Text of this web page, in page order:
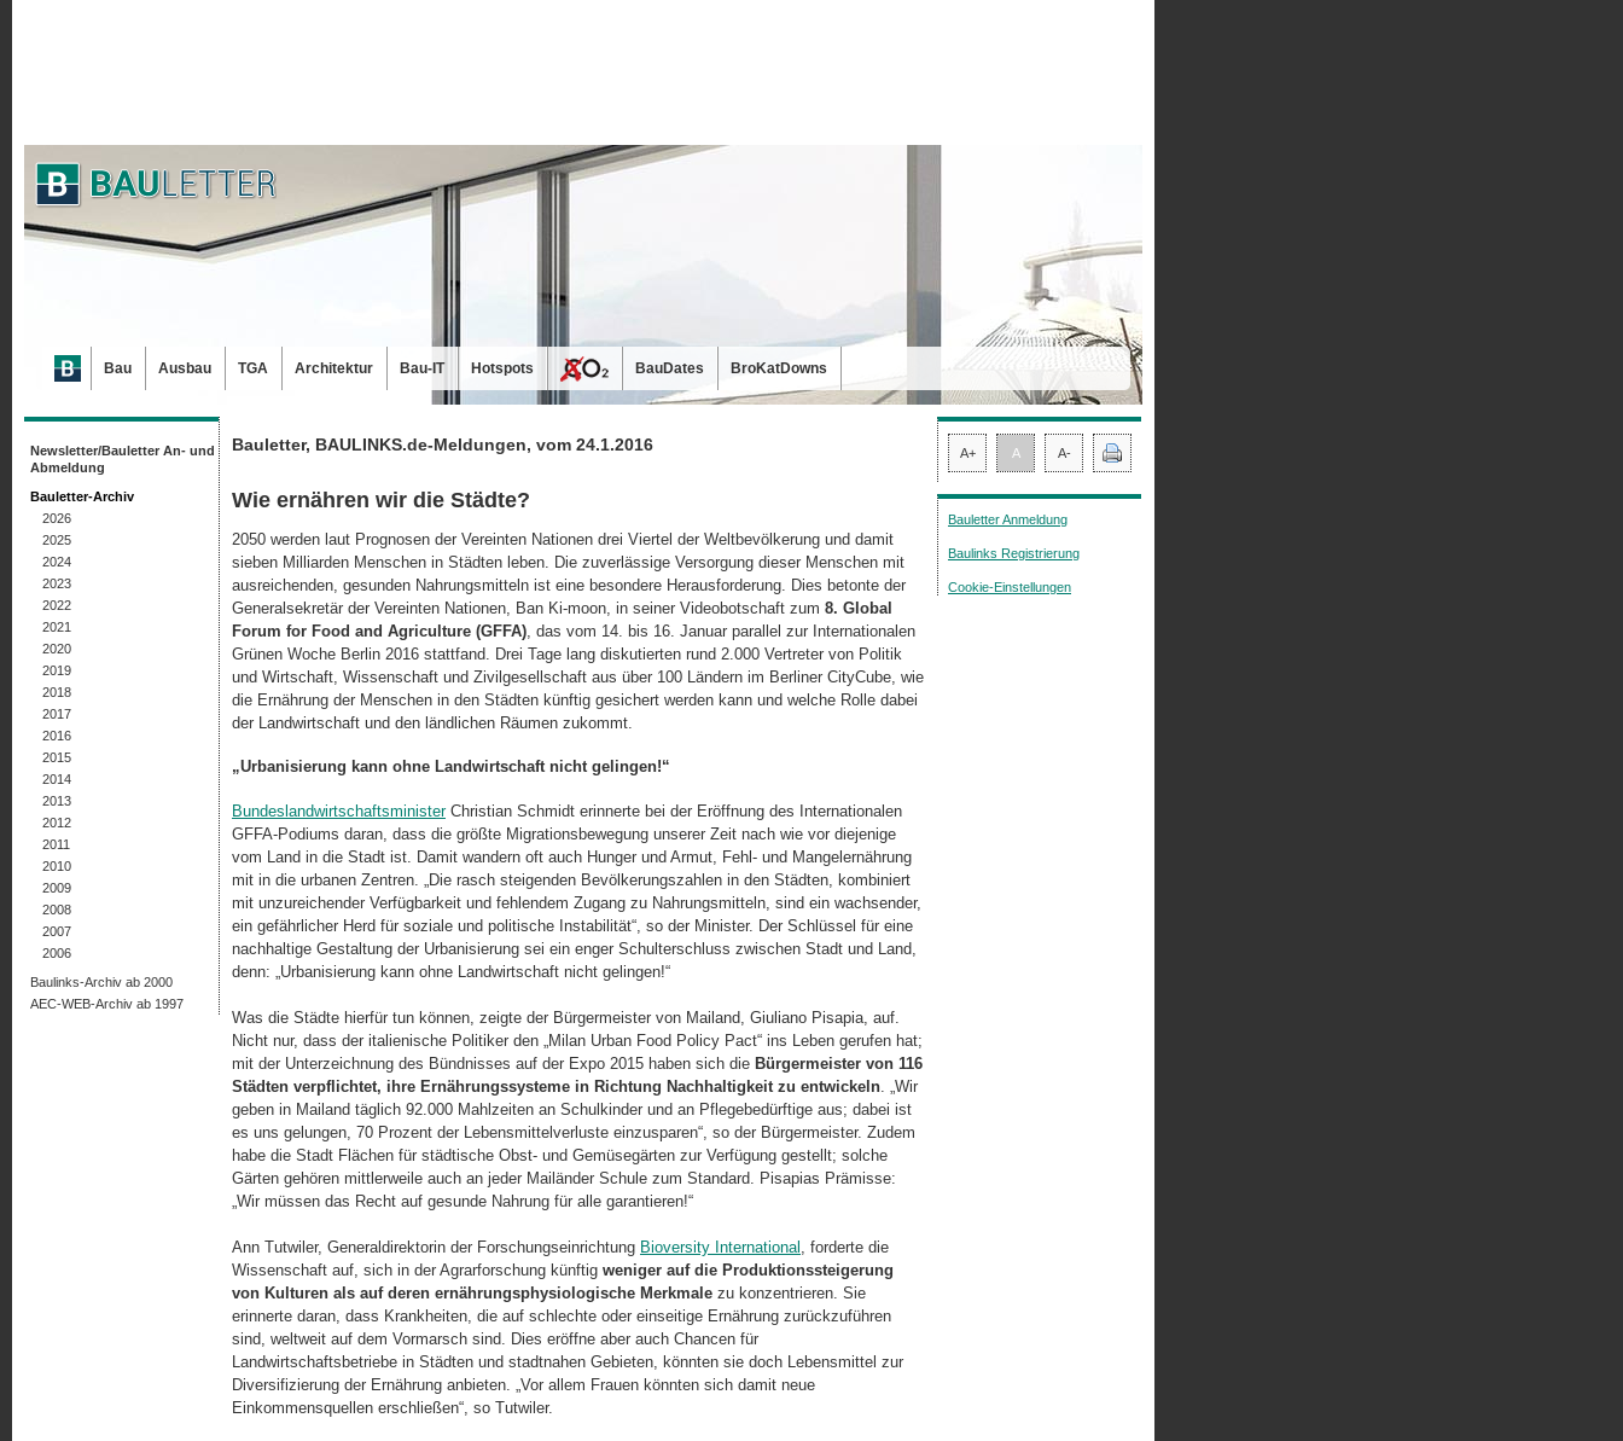
Bauletter, BAULINKS.de-Meldungen, vom 24.1.2016
Wie ernähren wir die Städte?
2050 werden laut Prognosen der Vereinten Nationen drei Viertel der Weltbevölkerung und damit
sieben Milliarden Menschen in Städten leben. Die zuverlässige Versorgung dieser Menschen mit
ausreichenden, gesunden Nahrungsmitteln ist eine besondere Herausforderung. Dies betonte der
Generalsekretär der Vereinten Nationen, Ban Ki-moon, in seiner Videobotschaft zum 8. Global
Forum for Food and Agriculture (GFFA), das vom 14. bis 16. Januar parallel zur Internationalen
Grünen Woche Berlin 2016 stattfand. Drei Tage lang diskutierten rund 2.000 Vertreter von Politik
und Wirtschaft, Wissenschaft und Zivilgesellschaft aus über 100 Ländern im Berliner CityCube, wie
die Ernährung der Menschen in den Städten künftig gesichert werden kann und welche Rolle dabei
der Landwirtschaft und den ländlichen Räumen zukommt.
„Urbanisierung kann ohne Landwirtschaft nicht gelingen!“
BundeslandwirtschaftsministerChristian Schmidt erinnerte bei der Eröffnung des Internationalen
GFFA-Podiums daran, dass die größte Migrationsbewegung unserer Zeit nach wie vor diejenige
vom Land in die Stadt ist. Damit wandern oft auch Hunger und Armut, Fehl- und Mangelernährung
mit in die urbanen Zentren. „Die rasch steigenden Bevölkerungszahlen in den Städten, kombiniert
mit unzureichender Verfügbarkeit und fehlendem Zugang zu Nahrungsmitteln, sind ein wachsender,
ein gefährlicher Herd für soziale und politische Instabilität“, so der Minister. Der Schlüssel für eine
nachhaltige Gestaltung der Urbanisierung sei ein enger Schulterschluss zwischen Stadt und Land,
denn: „Urbanisierung kann ohne Landwirtschaft nicht gelingen!“
Was die Städte hierfür tun können, zeigte der Bürgermeister von Mailand, Giuliano Pisapia, auf.
Nicht nur, dass der italienische Politiker den „Milan Urban Food Policy Pact“ ins Leben gerufen hat;
mit der Unterzeichnung des Bündnisses auf der Expo 2015 haben sich die Bürgermeister von 116
Städten verpflichtet, ihre Ernährungssysteme in Richtung Nachhaltigkeit zu entwickeln . „Wir
geben in Mailand täglich 92.000 Mahlzeiten an Schulkinder und an Pflegebedürftige aus; dabei ist
es uns gelungen, 70 Prozent der Lebensmittelverluste einzusparen“, so der Bürgermeister. Zudem
habe die Stadt Flächen für städtische Obst- und Gemüsegärten zur Verfügung gestellt; solche
Gärten gehören mittlerweile auch an jeder Mailänder Schule zum Standard. Pisapias Prämisse:
„Wir müssen das Recht auf gesunde Nahrung für alle garantieren!“
Ann Tutwiler, Generaldirektorin der Forschungseinrichtung Bioversity International , forderte die
Wissenschaft auf, sich in der Agrarforschung künftig weniger auf die Produktionssteigerung
von Kulturen als auf deren ernährungsphysiologische Merkmale zu konzentrieren. Sie
erinnerte daran, dass Krankheiten, die auf schlechte oder einseitige Ernährung zurückzuführen
sind, weltweit auf dem Vormarsch sind. Dies eröffne aber auch Chancen für
Landwirtschaftsbetriebe in Städten und stadtnahen Gebieten, könnten sie doch Lebensmittel zur
Diversifizierung der Ernährung anbieten. „Vor allem Frauen könnten sich damit neue
Einkommensquellen erschließen“, so Tutwiler.
Newsletter/Bauletter An- und
Abmeldung
Bauletter-Archiv
2026
2025
2024
2023
2022
2021
2020
2019
2018
2017
2016
2015
2014
2013
2012
2011
2010
2009
2008
2007
2006
Baulinks-Archiv ab 2000
AEC-WEB-Archiv ab 1997
A+ A A-
Bauletter Anmeldung
Baulinks Registrierung
Cookie-Einstellungen
Bau Ausbau TGA Architektur Bau-IT Hotspots BauDates BroKatDowns